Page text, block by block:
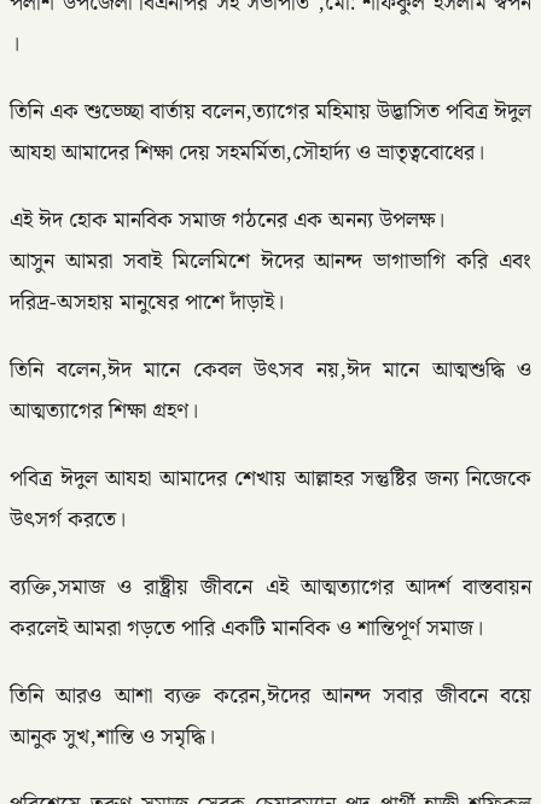
।
তিনি এক শুভেচ্ছা বার্তায় বলেন,ত্যাগের মহিমায় উদ্ভাসিত পবিত্র ঈদুল
আযহা আমাদের শিক্ষা দেয় সহমর্মিতা,সৌহার্দ্য ও ভ্রাতৃত্ববোধের।
এই ঈদ হোক মানবিক সমাজ গঠনের এক অনন্য উপলক্ষ।
আসুন আমরা সবাই মিলেমিশে ঈদের আনন্দ ভাগাভাগি করি এবং
দরিদ্র-অসহায় মানুষের পাশে দাঁড়াই।
তিনি বলেন,ঈদ মানে কেবল উৎসব নয়,ঈদ মানে আত্মশুদ্ধি ও
আত্মত্যাগের শিক্ষা গ্রহণ।
পবিত্র ঈদুল আযহা আমাদের শেখায় আল্লাহর সন্তুষ্টির জন্য নিজেকে
উৎসর্গ করতে।
ব্যক্তি,সমাজ ও রাষ্ট্রীয় জীবনে এই আত্মত্যাগের আদর্শ বাস্তবায়ন
করলেই আমরা গড়তে পারি একটি মানবিক ও শান্তিপূর্ণ সমাজ।
তিনি আরও আশা ব্যক্ত করেন,ঈদের আনন্দ সবার জীবনে বয়ে
আনুক সুখ,শান্তি ও সমৃদ্ধি।